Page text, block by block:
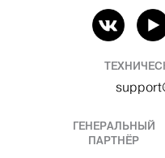
ГЕНЕРАЛЬНЫЙ
ПАРТНЁР